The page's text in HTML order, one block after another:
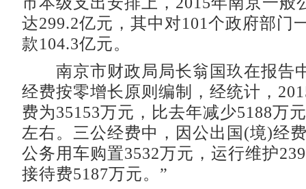
达299.2亿元，其中对101个政府部门
款104.3亿元。
南京市财政局局长翁国玖在报告
经费按零增长原则编制，经统计，
费为35153万元，比去年减少5188万
左右。三公经费中，因公出国(境)经
公务用车购置3532万元，运行维护
接待费5187万元。”